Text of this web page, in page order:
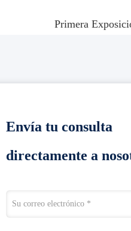
Primera
Envía tu consulta
directamente a